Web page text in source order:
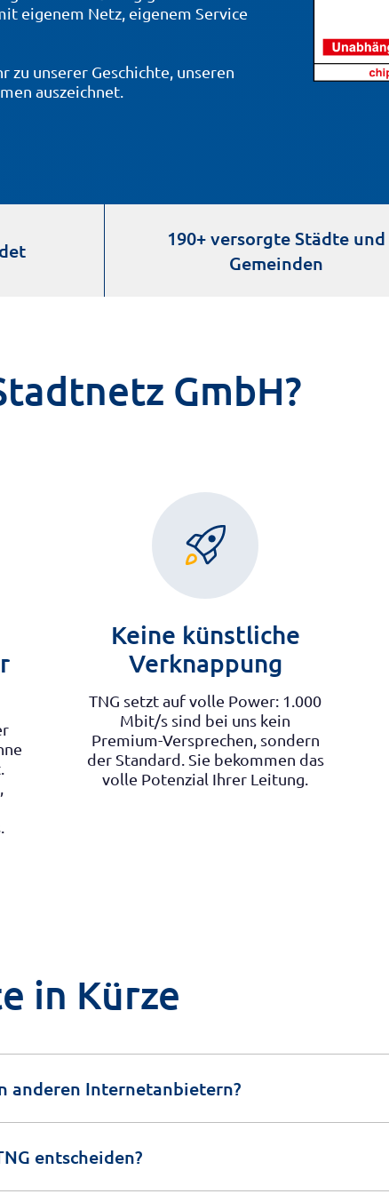
eigenem Netz, eigenem Service
zu unserer Geschichte, unseren
auszeichnet.
190+ versorgte Städte und
Gemeinden
GmbH?
Keine künstliche
Verknappung
TNG setzt auf volle Power: 1.000
Mbit/s sind bei uns kein
Premium-Versprechen, sondern
der Standard. Sie bekommen das
volle Potenzial Ihrer Leitung.
in Kürze
anderen Internetanbietern?
entscheiden?